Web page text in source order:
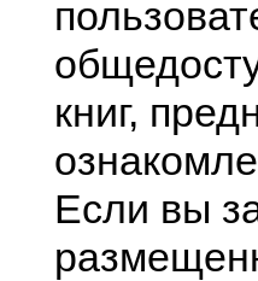
книг,
Если вы